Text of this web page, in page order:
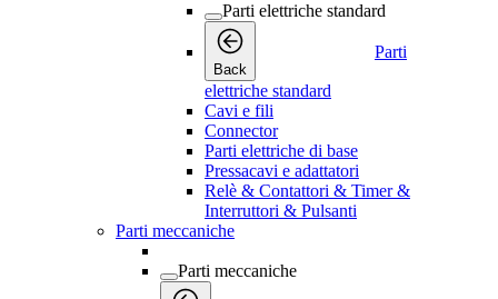
Parti elettriche standard
Back
Parti
elettriche standard
Cavi e fili
Connector
Parti elettriche di base
Pressacavi e adattatori
Relè & Contattori & Timer &
Interruttori & Pulsanti
Parti meccaniche
Parti meccaniche